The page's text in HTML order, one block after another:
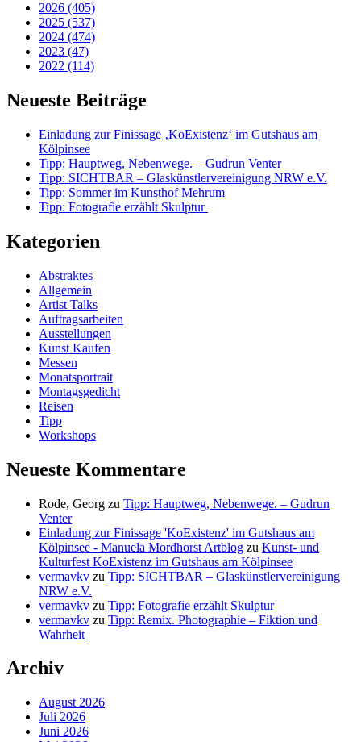
2026 (405)
2025 (537)
2024 (474)
2023 (47)
2022 (114)
Neueste Beiträge
Einladung zur Finissage ‚KoExistenz‘ im Gutshaus am
Kölpinsee
Tipp: Hauptweg, Nebenwege. – Gudrun Venter
Tipp: SICHTBAR – Glaskünstlervereinigung NRW e.V.
Tipp: Sommer im Kunsthof Mehrum
Tipp: Fotografie erzählt Skulptur
Kategorien
Abstraktes
Allgemein
Artist Talks
Auftragsarbeiten
Ausstellungen
Kunst Kaufen
Messen
Monatsportrait
Montagsgedicht
Reisen
Tipp
Workshops
Neueste Kommentare
Rode, Georg zu Tipp: Hauptweg, Nebenwege. – Gudrun
Venter
Einladung zur Finissage 'KoExistenz' im Gutshaus am
Kölpinsee - Manuela Mordhorst Artblog zu Kunst- und
Kulturfest KoExistenz im Gutshaus am Kölpinsee
vermavkv zu Tipp: SICHTBAR – Glaskünstlervereinigung
NRW e.V.
vermavkv zu Tipp: Fotografie erzählt Skulptur
vermavkv zu Tipp: Remix. Photographie – Fiktion und
Wahrheit
Archiv
August 2026
Juli 2026
Juni 2026